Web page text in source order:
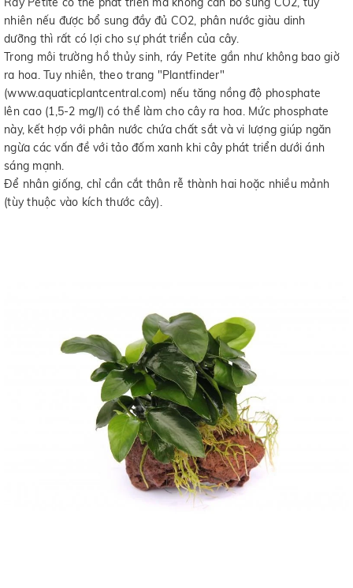
nhiên nếu được bổ sung đầy đủ CO2, phân nước giàu dinh
dưỡng thì rất có lợi cho sự phát triển của cây.
Trong môi trường hồ thủy sinh, ráy Petite gần như không bao giờ
ra hoa. Tuy nhiên, theo trang "Plantfinder"
(www.aquaticplantcentral.com) nếu tăng nồng độ phosphate
lên cao (1,5-2 mg/l) có thể làm cho cây ra hoa. Mức phosphate
này, kết hợp với phân nước chứa chất sắt và vi lượng giúp ngăn
ngừa các vấn đề với tảo đốm xanh khi cây phát triển dưới ánh
sáng mạnh.
Để nhân giống, chỉ cần cắt thân rễ thành hai hoặc nhiều mảnh
(tùy thuộc vào kích thước cây).